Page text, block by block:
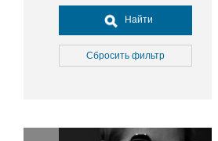
Досуг, туризм и отдых
Культура
Медицина
Окружающая среда
Найти
Сбросить фильтр